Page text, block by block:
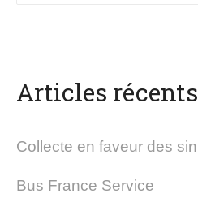
Articles récents
Collecte en faveur des
Bus France Service